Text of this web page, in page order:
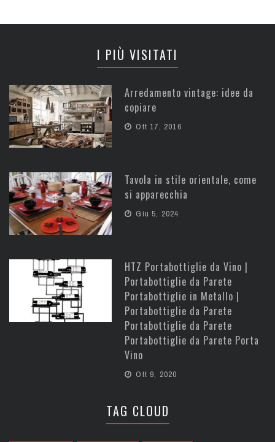
I PIÙ VISITATI
Arredamento vintage: idee da
copiare
Ott 17, 2016
Tavola in stile orientale, come
si apparecchia
Giu 5, 2024
HTZ Portabottiglie da Vino |
Portabottiglie da Parete
Portabottiglie in Metallo |
Portabottiglie da Parete
Portabottiglie da Parete
Portabottiglie da Parete Porta
Vino
Ott 9, 2020
TAG CLOUD